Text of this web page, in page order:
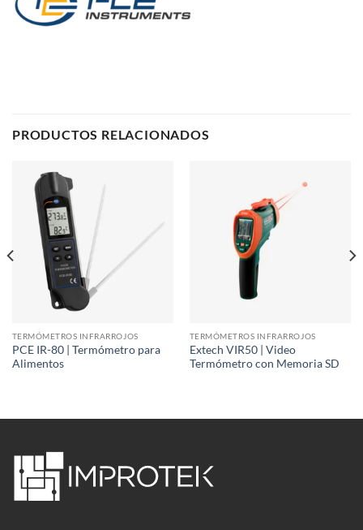
PRODUCTOS RELACIONADOS
TERMÓMETROS INFRARROJOS
PCE IR-80 | Termómetro para
Alimentos
TERMÓMETROS INFRARROJOS
Extech VIR50 | Video
Termómetro con Memoria SD